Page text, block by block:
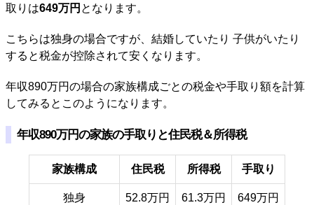
取りは649万円 となります。
こちらは独身の場合ですが、結婚していたり 子供がいたり
すると税金が控除されて安くなります。
年収890万円の場合の家族構成ごとの税金や手取り額を計算
してみるとこのようになります。
年収890万円の家族の手取りと住民税＆所得税
家族構成 住民税 所得税 手取り
独身 52.8万円 61.3万円 649万円